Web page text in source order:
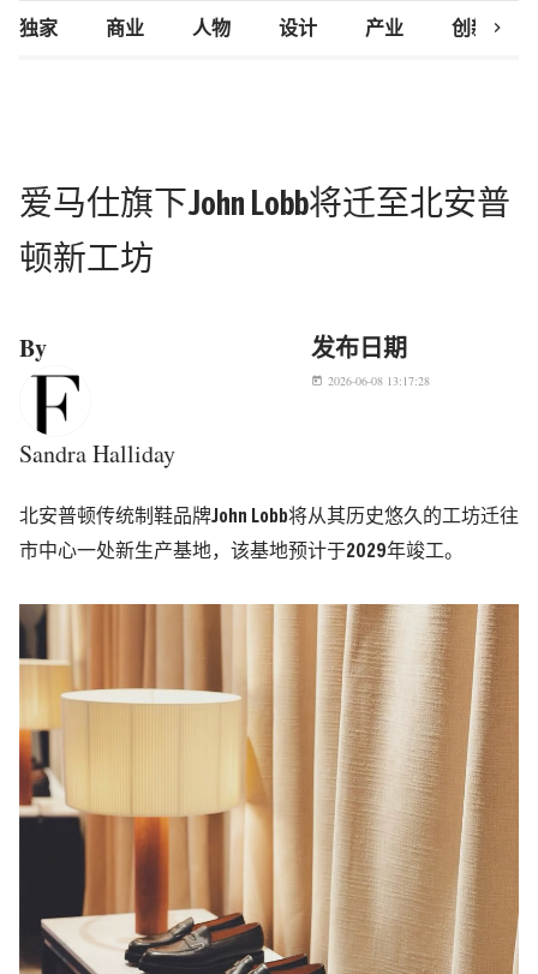
独家 商业 人物 设计 产业 创新研究
chevron_right
爱马仕旗下John Lobb将迁至北安普
顿新工坊
By
Sandra Halliday
发布日期
today 2026-06-08 13:17:28
北安普顿传统制鞋品牌John Lobb将从其历史悠久的工坊迁往
市中心一处新生产基地，该基地预计于2029年竣工。